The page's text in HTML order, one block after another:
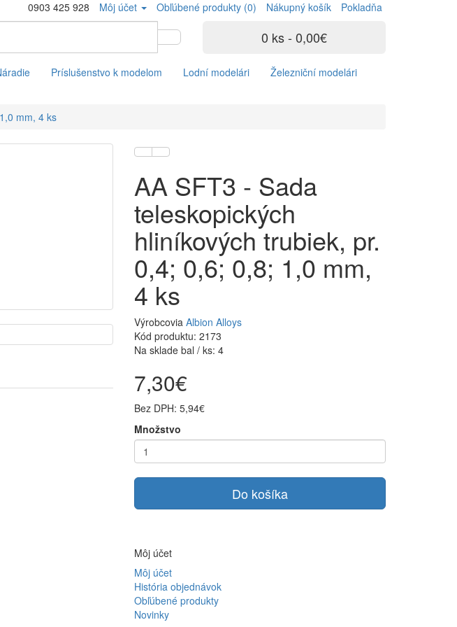
0903 425 928 Môj účet Obľúbené produkty (0) Nákupný košík Pokladňa
0 ks - 0,00€
Príslušenstvo k modelom Lodní modelári Železniční modelári
mm, 4 ks
AA SFT3 - Sada
teleskopických
hliníkových trubiek, pr.
0,4; 0,6; 0,8; 1,0 mm,
4 ks
Výrobcovia Albion Alloys
Kód produktu: 2173
Na sklade bal / ks: 4
7,30€
Bez DPH: 5,94€
Množstvo
Do košíka
Môj účet
Môj účet
História objednávok
Obľúbené produkty
Novinky